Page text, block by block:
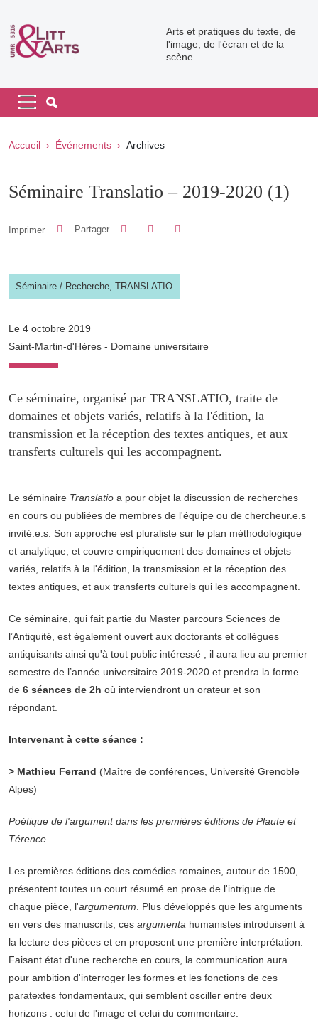
Arts et pratiques du texte, de
l'image, de l'écran et de la
scène
Navigation principale
Navigation principale mobile
Fil d'Ariane
Accueil Événements Archives
Séminaire Translatio – 2019-2020 (1)
Imprimer Partager Partager sur Facebook
Partager sur LinkedIn
Séminaire / Recherche, TRANSLATIO
Le 4 octobre 2019
Saint-Martin-d'Hères - Domaine universitaire
Ce séminaire, organisé par TRANSLATIO, traite de
domaines et objets variés, relatifs à la l'édition, la
transmission et la réception des textes antiques, et aux
transferts culturels qui les accompagnent.
Le séminaire Translatio a pour objet la discussion de recherches
en cours ou publiées de membres de l'équipe ou de chercheur.e.s
invité.e.s. Son approche est pluraliste sur le plan méthodologique
et analytique, et couvre empiriquement des domaines et objets
variés, relatifs à la l'édition, la transmission et la réception des
textes antiques, et aux transferts culturels qui les accompagnent.
Ce séminaire, qui fait partie du Master parcours Sciences de
l’Antiquité, est également ouvert aux doctorants et collègues
antiquisants ainsi qu'à tout public intéressé ; il aura lieu au premier
semestre de l’année universitaire 2019-2020 et prendra la forme
de 6 séances de 2h où interviendront un orateur et son
répondant.
Intervenant à cette séance :
> Mathieu Ferrand (Maître de conférences, Université Grenoble
Alpes)
Poétique de l'argument dans les premières éditions de Plaute et
Térence
Les premières éditions des comédies romaines, autour de 1500,
présentent toutes un court résumé en prose de l'intrigue de
chaque pièce, l'argumentum. Plus développés que les arguments
en vers des manuscrits, ces argumenta humanistes introduisent à
la lecture des pièces et en proposent une première interprétation.
Faisant état d'une recherche en cours, la communication aura
pour ambition d'interroger les formes et les fonctions de ces
paratextes fondamentaux, qui semblent osciller entre deux
horizons : celui de l'image et celui du commentaire.